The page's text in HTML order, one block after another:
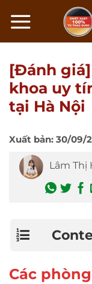
đến
[Đánh giá]
khoa uy
tại Hà Nội
Xuất bản: 30/09/
Lâm Thị
Các